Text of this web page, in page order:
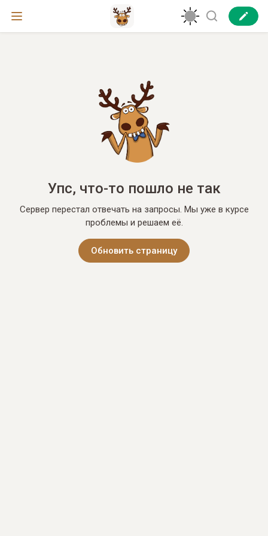
Упс, что-то пошло не так
Сервер перестал отвечать на запросы. Мы уже в курсе
проблемы и решаем её.
Обновить страницу